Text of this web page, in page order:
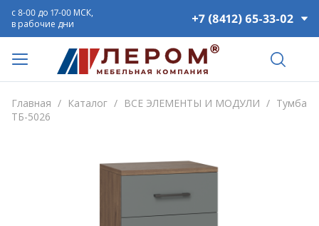
+7 (8412) 65-33-02
с 8-00 до 17-00 МСК,
в рабочие дни
Главная / Каталог / ВСЕ ЭЛЕМЕНТЫ И МОДУЛИ / Тумба
ТБ-5026